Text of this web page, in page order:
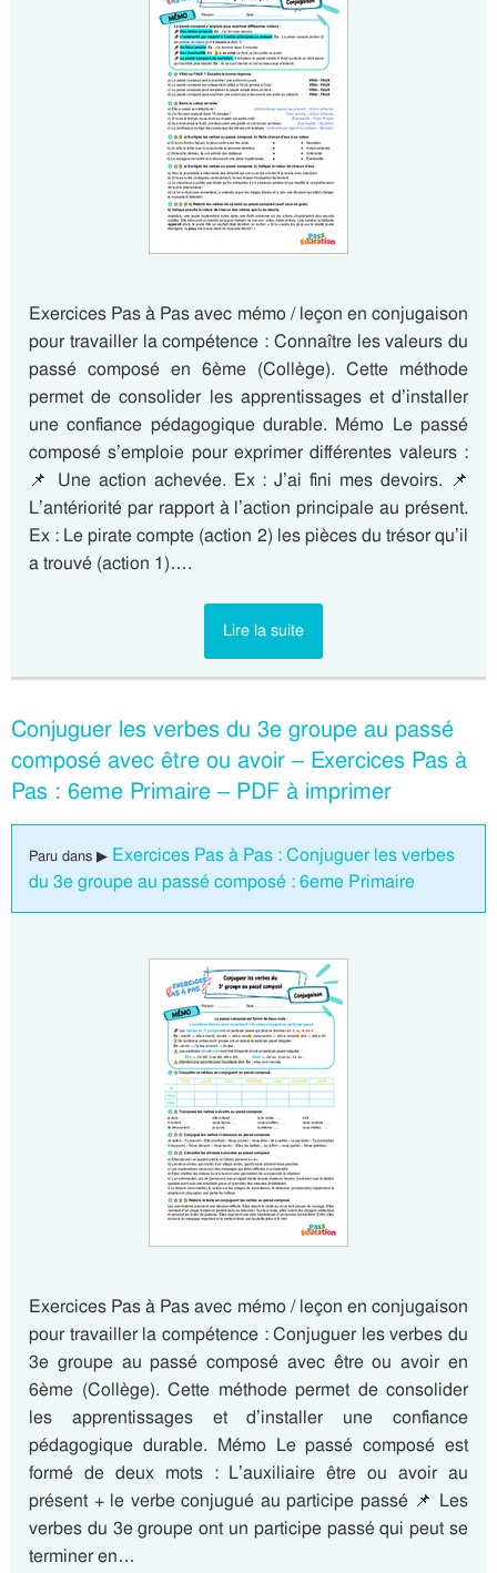
Exercices Pas à Pas avec mémo / leçon en conjugaison
pour travailler la compétence : Connaître les valeurs du
passé composé en 6ème (Collège). Cette méthode
permet de consolider les apprentissages et d’installer
une confiance pédagogique durable. Mémo Le passé
composé s’emploie pour exprimer différentes valeurs :
📌 Une action achevée. Ex : J’ai fini mes devoirs. 📌
L’antériorité par rapport à l’action principale au présent.
Ex : Le pirate compte (action 2) les pièces du trésor qu’il
a trouvé (action 1)….
Lire la suite
Conjuguer les verbes du 3e groupe au passé
composé avec être ou avoir – Exercices Pas à
Pas : 6eme Primaire – PDF à imprimer
Paru dans ▶ Exercices Pas à Pas : Conjuguer les verbes
du 3e groupe au passé composé : 6eme Primaire
Exercices Pas à Pas avec mémo / leçon en conjugaison
pour travailler la compétence : Conjuguer les verbes du
3e groupe au passé composé avec être ou avoir en
6ème (Collège). Cette méthode permet de consolider
les apprentissages et d’installer une confiance
pédagogique durable. Mémo Le passé composé est
formé de deux mots : L’auxiliaire être ou avoir au
présent + le verbe conjugué au participe passé 📌 Les
verbes du 3e groupe ont un participe passé qui peut se
terminer en…